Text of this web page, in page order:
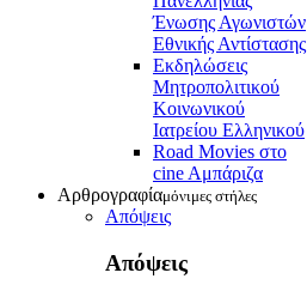
Ένωσης Αγωνιστών
Εθνικής Αντίστασης
Εκδηλώσεις
Μητροπολιτικού
Κοινωνικού
Ιατρείου Ελληνικού
Road Movies στο
cine Aμπάριζα
Αρθρογραφίαμόνιμες στήλες
Απόψεις
Απόψεις